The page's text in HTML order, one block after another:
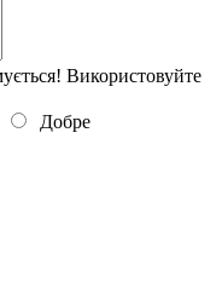
Використовуйте
Добре